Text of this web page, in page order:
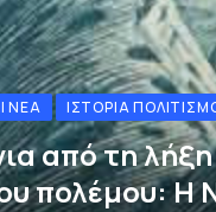
ΝΈΑ ΙΣΤΟΡΊΑ
από τη
πολέμου: Η